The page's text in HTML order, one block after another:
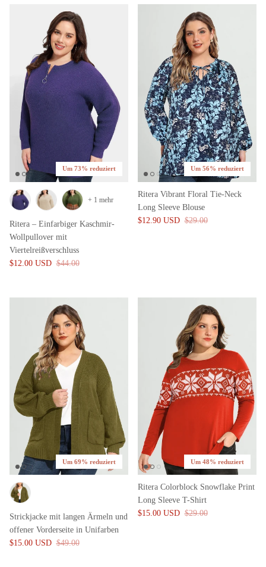
Um 73% reduziert
Ritera – Einfarbiger Kaschmir-
Wollpullover mit
Viertelreißverschluss
$12.00 USD $44.00
+ 1 mehr
Um 56% reduziert
Ritera Vibrant Floral Tie-Neck
Long Sleeve Blouse
$12.90 USD $29.00
Um 69% reduziert
Strickjacke mit langen Ärmeln und
offener Vorderseite in Unifarben
$15.00 USD $49.00
Um 48% reduziert
Ritera Colorblock Snowflake Print
Long Sleeve T-Shirt
$15.00 USD $29.00